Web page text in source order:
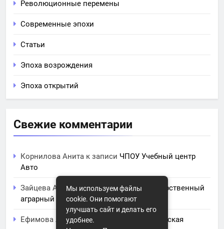
Революционные перемены
Современные эпохи
Статьи
Эпоха возрождения
Эпоха открытий
Свежие комментарии
Корнилова Анита к записи ЧПОУ Учебный центр
Авто
Зайцева Аринак записиКурский государственный
аграрный университет им. И.И. Иванова
Ефимова Лидияк записи
Северо-Кавказская
Мы используем файлы
cookie. Они помогают
улучшать сайт и делать его
удобнее.